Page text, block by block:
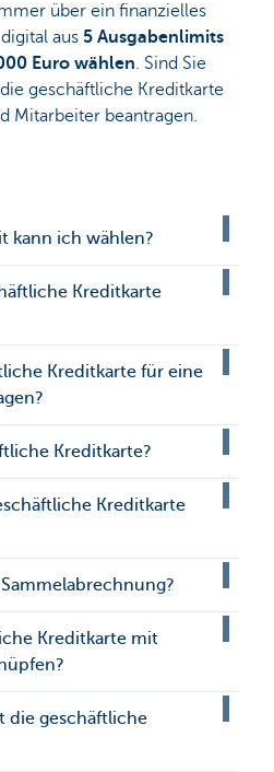
über ein finanzielles
aus 5 Ausgabenlimits
Euro wählen. Sind Sie
geschäftliche Kreditkarte
Mitarbeiter beantragen.
kann ich wählen?
Kreditkarte
Kreditkarte für eine
Kreditkarte?
Kreditkarte
Kreditkarte mit
die geschäftliche